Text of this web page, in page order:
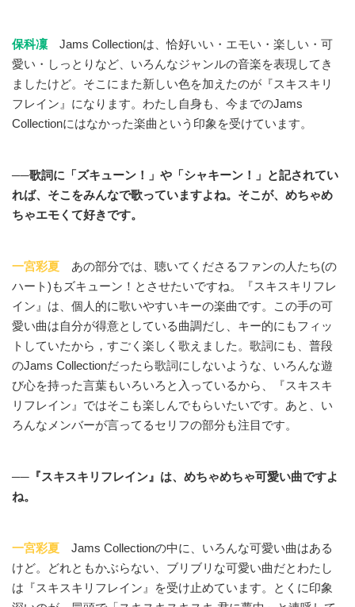
保科凜 Jams Collectionは、恰好いい・エモい・楽しい・可
愛い・しっとりなど、いろんなジャンルの音楽を表現してき
ましたけど。そこにまた新しい色を加えたのが『スキスキリ
フレイン』になります。わたし自身も、今までのJams
Collectionにはなかった楽曲という印象を受けています。
──歌詞に「ズキューン！」や「シャキーン！」と記されてい
れば、そこをみんなで歌っていますよね。そこが、めちゃめ
ちゃエモくて好きです。
一宮彩夏 あの部分では、聴いてくださるファンの人たち(の
ハート)もズキューン！とさせたいですね。『スキスキリフレ
イン』は、個人的に歌いやすいキーの楽曲です。この手の可
愛い曲は自分が得意としている曲調だし、キー的にもフィッ
トしていたから，すごく楽しく歌えました。歌詞にも、普段
のJams Collectionだったら歌詞にしないような、いろんな遊
び心を持った言葉もいろいろと入っているから、『スキスキ
リフレイン』ではそこも楽しんでもらいたいです。あと、い
ろんなメンバーが言ってるセリフの部分も注目です。
──『スキスキリフレイン』は、めちゃめちゃ可愛い曲ですよ
ね。
一宮彩夏 Jams Collectionの中に、いろんな可愛い曲はある
けど。どれともかぶらない、ブリブリな可愛い曲だとわたし
は『スキスキリフレイン』を受け止めています。とくに印象